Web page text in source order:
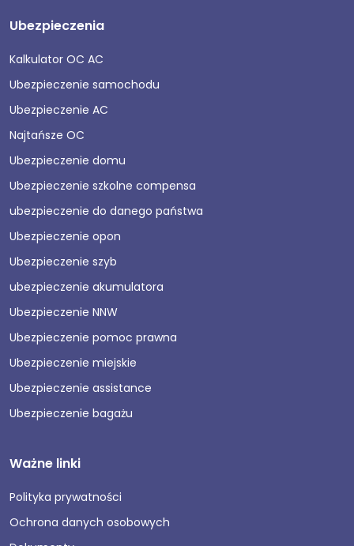
Ubezpieczenia
Kalkulator OC AC
Ubezpieczenie samochodu
Ubezpieczenie AC
Najtańsze OC
Ubezpieczenie domu
Ubezpieczenie szkolne compensa
ubezpieczenie do danego państwa
Ubezpieczenie opon
Ubezpieczenie szyb
ubezpieczenie akumulatora
Ubezpieczenie NNW
Ubezpieczenie pomoc prawna
Ubezpieczenie miejskie
Ubezpieczenie assistance
Ubezpieczenie bagażu
Ważne linki
Polityka prywatności
Ochrona danych osobowych